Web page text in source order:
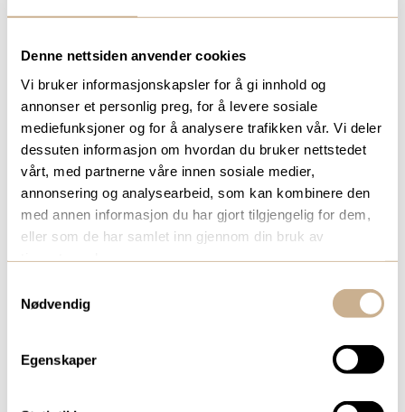
Denne nettsiden anvender cookies
Vi bruker informasjonskapsler for å gi innhold og
annonser et personlig preg, for å levere sosiale
mediefunksjoner og for å analysere trafikken vår. Vi deler
dessuten informasjon om hvordan du bruker nettstedet
vårt, med partnerne våre innen sosiale medier,
annonsering og analysearbeid, som kan kombinere den
med annen informasjon du har gjort tilgjengelig for dem,
eller som de har samlet inn gjennom din bruk av
Nødvendig
Egenskaper
SIRI EIA MYHRE
siri.eia.myhre@ortomedic.no